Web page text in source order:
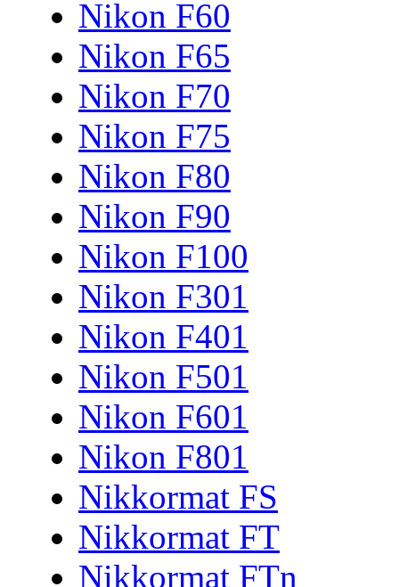
Nikon F60
Nikon F65
Nikon F70
Nikon F75
Nikon F80
Nikon F90
Nikon F100
Nikon F301
Nikon F401
Nikon F501
Nikon F601
Nikon F801
Nikkormat FS
Nikkormat FT
Nikkormat FTn